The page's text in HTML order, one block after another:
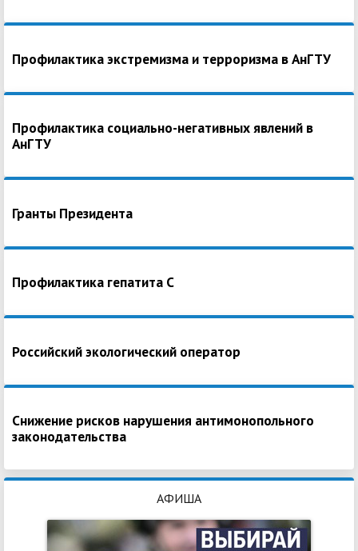
Профилактика экстремизма и терроризма в АнГТУ
Профилактика социально-негативных явлений в
АнГТУ
Гранты Президента
Профилактика гепатита С
Российский экологический оператор
Снижение рисков нарушения антимонопольного
законодательства
АФИША